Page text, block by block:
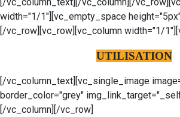
width="1/1"][vc_empty_space
[/vc_row][vc_row][vc_column width="1/
UTILISATION
[/vc_column_text][vc_single_image
border_color="grey"
[/vc_column][/vc_row]